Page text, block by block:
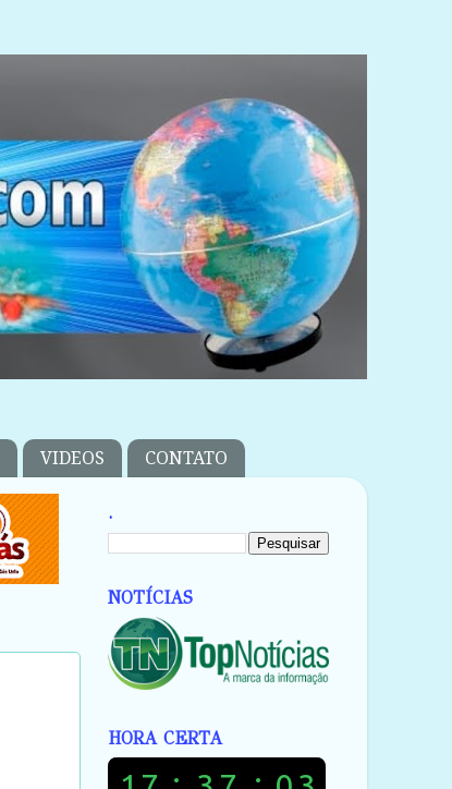
VIDEOS CONTATO
.
NOTÍCIAS
HORA CERTA